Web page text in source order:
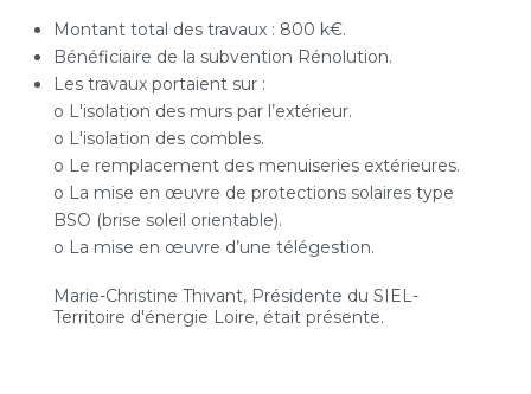
Montant total des travaux : 800 k€.
Bénéficiaire de la subvention Rénolution.
Les travaux portaient sur :
o L'isolation des murs par l’extérieur.
o L'isolation des combles.
o Le remplacement des menuiseries extérieures.
o La mise en œuvre de protections solaires type
BSO (brise soleil orientable).
o La mise en œuvre d’une télégestion.
Marie-Christine Thivant, Présidente du SIEL-
Territoire d'énergie Loire, était présente.